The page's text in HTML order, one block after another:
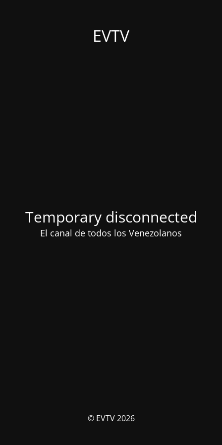
EVTV
Temporary disconnected
El canal de todos los Venezolanos
© EVTV 2026